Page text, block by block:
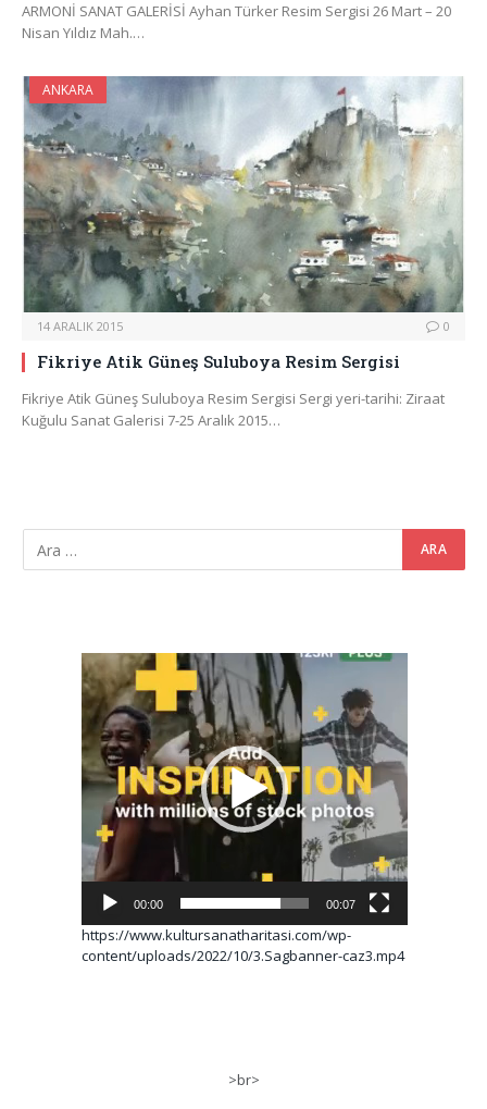
ARMONİ SANAT GALERİSİ Ayhan Türker Resim Sergisi 26 Mart – 20
Nisan Yıldız Mah.…
ANKARA
14 ARALIK 2015 0
Fikriye Atik Güneş Suluboya Resim Sergisi
Fikriye Atik Güneş Suluboya Resim Sergisi Sergi yeri-tarihi: Ziraat
Kuğulu Sanat Galerisi 7-25 Aralık 2015…
Video
oynatıcı
00:00 00:07
https://www.kultursanatharitasi.com/wp-
content/uploads/2022/10/3.Sagbanner-caz3.mp4
>br>